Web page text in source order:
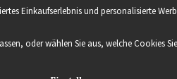
Einkaufserlebnis und personalisierte
oder wählen Sie aus, welche Cookies